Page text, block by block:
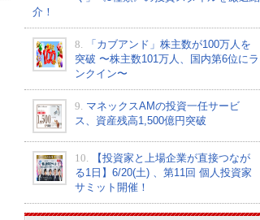
介！
8.
「カブアンド」株主数が100万人を
突破 〜株主数101万人、国内第6位にラ
ンクイン〜
9. マネックスAMの投資一任サービ
ス、資産残高1,500億円突破
10.
【投資家と上場企業が直接つなが
る1日】6/20(土) 、第11回 個人投資家
サミット開催！